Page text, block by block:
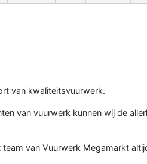
van kwaliteitsvuurwerk.
van vuurwerk kunnen wij de
van Vuurwerk Megamarkt